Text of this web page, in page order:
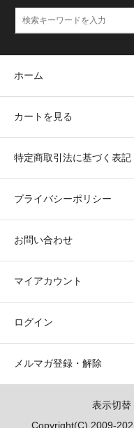
ホーム
カートを見る
特定商取引法に基づく表記
プライバシーポリシー
お問い合わせ
マイアカウント
ログイン
メルマガ登録・解除
表示切替
Copyright(C) 2009-